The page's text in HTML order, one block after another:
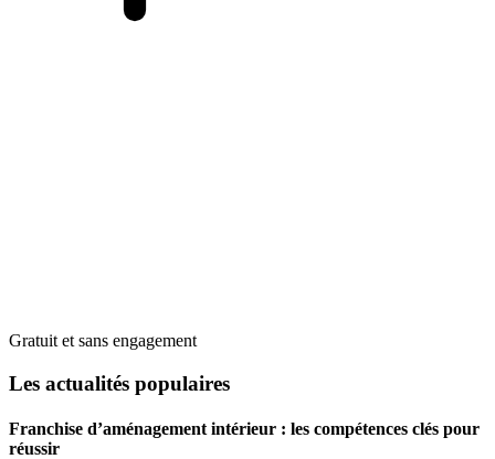
Gratuit et sans engagement
Les actualités populaires
Franchise d’aménagement intérieur : les compétences clés pour
réussir